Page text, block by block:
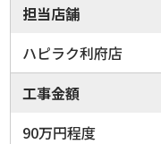
担当店舗
ハピラク利府店
工事金額
90万円程度